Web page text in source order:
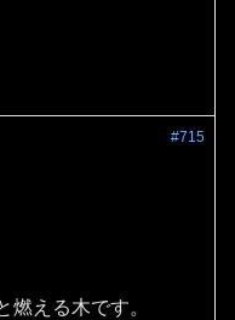
#715
燃える木です。